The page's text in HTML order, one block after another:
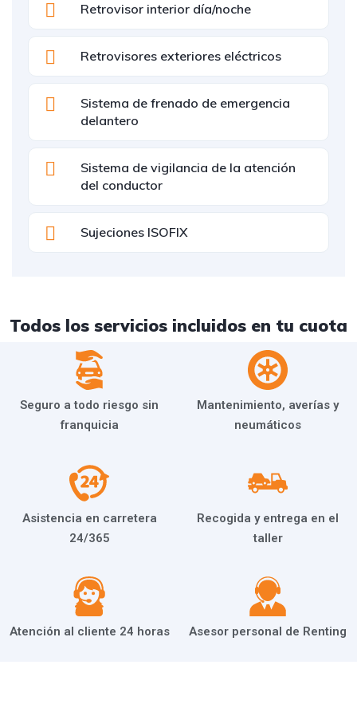
Retrovisor interior día/noche
Retrovisores exteriores eléctricos
Sistema de frenado de emergencia
delantero
Sistema de vigilancia de la atención
del conductor
Sujeciones ISOFIX
Todos los servicios incluidos en tu cuota
Seguro a todo riesgo sin
franquicia
Mantenimiento, averías y
neumáticos
Asistencia en carretera
24/365
Recogida y entrega en el
taller
Atención al cliente 24 horas Asesor personal de Renting